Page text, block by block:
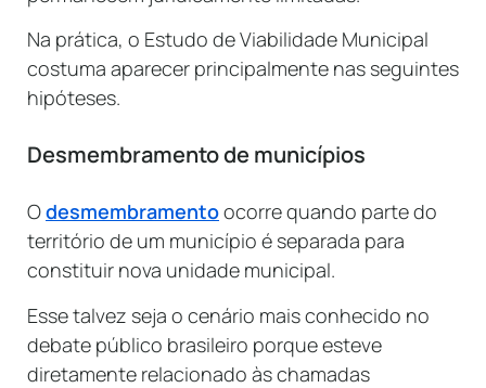
Na prática, o Estudo de Viabilidade Municipal
costuma aparecer principalmente nas seguintes
hipóteses.
Desmembramento de municípios
Odesmembramentoocorre quando parte do
território de um município é separada para
constituir nova unidade municipal.
Esse talvez seja o cenário mais conhecido no
debate público brasileiro porque esteve
diretamente relacionado às chamadas